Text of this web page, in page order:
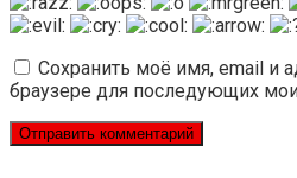
Сохранить моё имя, email и
браузере для последующих